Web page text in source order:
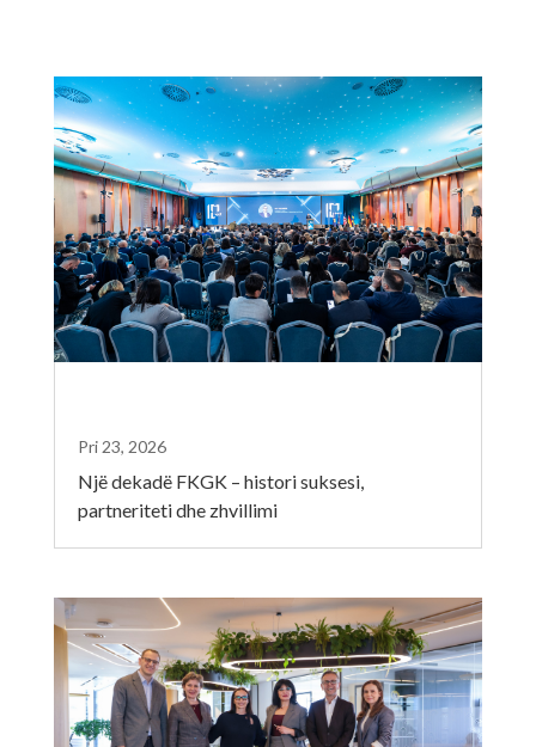
Një dekadë FKGK – histori suksesi,
partneriteti dhe zhvillimi
Pri 23, 2026